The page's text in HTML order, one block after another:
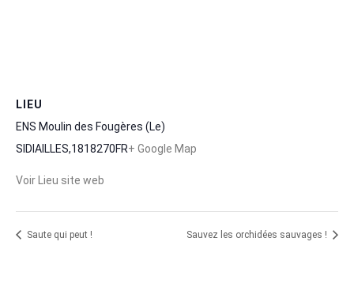
LIEU
ENS Moulin des Fougères (Le)
SIDIAILLES,1818270FR+ Google Map
Voir Lieu site web
Saute qui peut ! Sauvez les orchidées sauvages !